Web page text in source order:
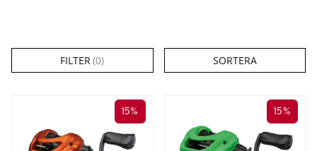
FILTER (0) SORTERA
15% 15%